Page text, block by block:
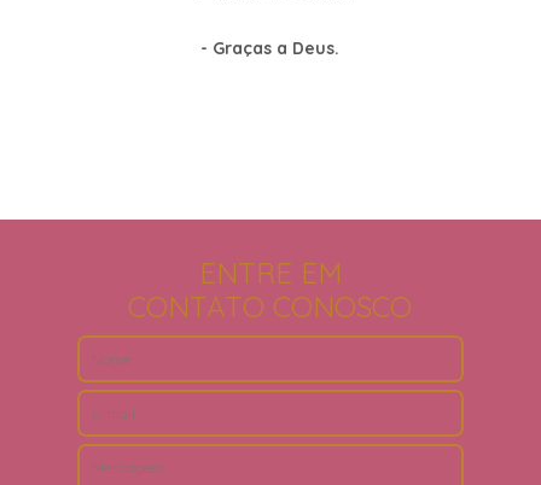
- Graças a Deus.
ENTRE EM
CONTATO CONOSCO